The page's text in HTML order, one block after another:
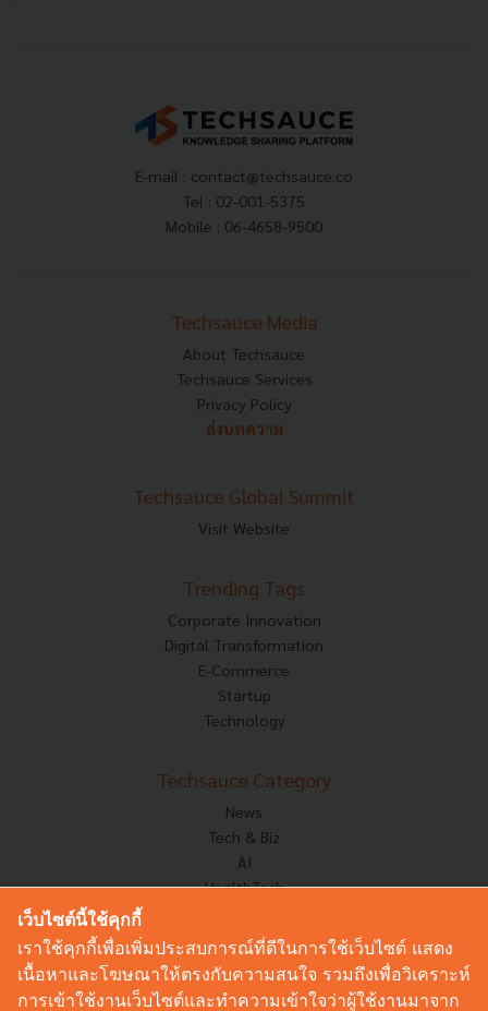
E-mail : contact@techsauce.co
Tel : 02-001-5375
Mobile : 06-4658-9500
Techsauce Media
About Techsauce
Techsauce Services
Privacy Policy
ส่งบทความ
Techsauce Global Summit
Visit Website
Trending Tags
Corporate Innovation
Digital Transformation
E-Commerce
Startup
Technology
Techsauce Category
News
Tech & Biz
AI
HealthTech
Corp Innov
Saucy Thoughts
Based On
เว็บไซต์นี้ใช้คุกกี้
เราใช้คุกกี้เพื่อเพิ่มประสบการณ์ที่ดีในการใช้เว็บไซต์ แสดง
เนื้อหาและโฆษณาให้ตรงกับความสนใจ รวมถึงเพื่อวิเคราะห์
การเข้าใช้งานเว็บไซต์และทำความเข้าใจว่าผู้ใช้งานมาจาก